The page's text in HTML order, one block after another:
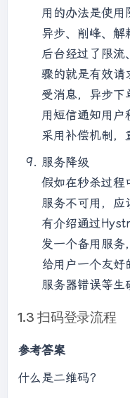
用的办法是使用
异步、削峰、
后台经过了限流
骤的就是有效请
受消息，异步下
用短信通知用户
采用补偿机制，
服务降级
假如在秒杀过程
服务不可用，应
有介绍通过
发一个备用服
给用户一个友好
服务器错误等生
1.3 扫码登录流程
参考答案
什么是二维码？